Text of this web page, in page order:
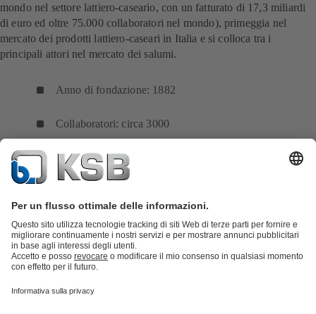
mondo nel settore lattiero-caseario, con un fatturato di 17,3 miliardi
di euro ed oltre 75.000 collaboratori nel mondo), primeggia nel
mercato dei prodotti lattiero-caseari in Italia e si colloca tra i
principali attori nel mercato dei salumi.
Anno di fondazione: 1882
Collaboratori: circa 3000
Stabilimenti in Italia: 5
(dati del Gruppo Lactalis Italia)